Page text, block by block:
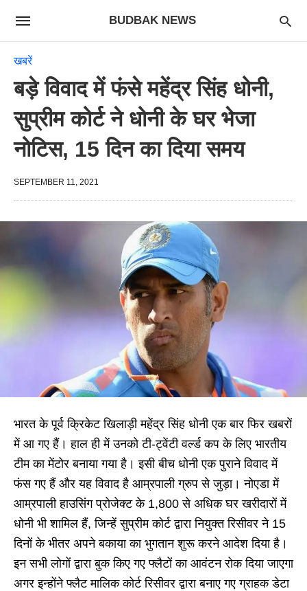
BUDBAK NEWS
खबरें
बड़े विवाद में फंसे महेंद्र सिंह धोनी,
सुप्रीम कोर्ट ने धोनी के घर भेजा
नोटिस, 15 दिन का दिया समय
SEPTEMBER 11, 2021
भारत के पूर्व क्रिकेट खिलाड़ी महेंद्र सिंह धोनी एक बार फिर खबरों
में आ गए हैं। हाल ही में उनको टी-ट्वेंटी वर्ल्ड कप के लिए भारतीय
टीम का मेंटोर बनाया गया है। इसी बीच धोनी एक पुराने विवाद में
फंस गए हैं और यह विवाद है आम्रपाली ग्रुप से जुड़ा। नोएडा में
आम्रपाली हाउसिंग प्रोजेक्ट के 1,800 से अधिक घर खरीदारों में
धोनी भी शामिल हैं, जिन्हें सुप्रीम कोर्ट द्वारा नियुक्त रिसीवर ने 15
दिनों के भीतर अपने बकाया का भुगतान शुरू करने आदेश दिया है।
इन सभी लोगों द्वारा बुक किए गए फ्लैटों का आवंटन रोक दिया जाएगा
अगर इन्होंने फ्लैट मालिक कोर्ट रिसीवर द्वारा बनाए गए ग्राहक डेटा